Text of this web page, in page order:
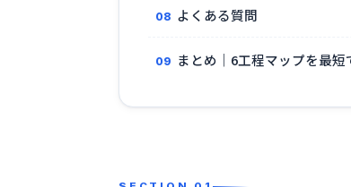
よくある質問
まとめ｜6工程マップを最